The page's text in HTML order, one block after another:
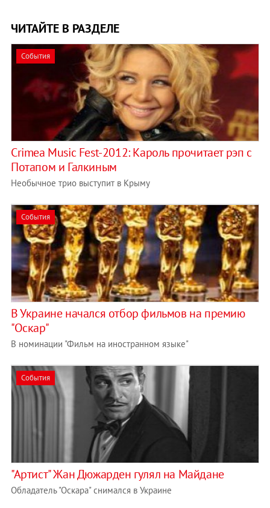
ЧИТАЙТЕ В РАЗДЕЛЕ
События
Crimea Music Fest-2012: Кароль прочитает рэп с
Потапом и Галкиным
Необычное трио выступит в Крыму
События
В Украине начался отбор фильмов на премию
"Оскар"
В номинации "Фильм на иностранном языке"
События
"Артист" Жан Дюжарден гулял на Майдане
Обладатель "Оскара" снимался в Украине